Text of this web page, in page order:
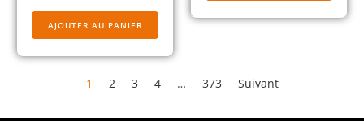
AJOUTER AU PANIER
1 2 3 4 … 373 Suivant